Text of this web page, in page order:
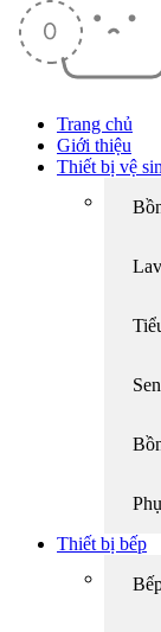
Trang chủ
Giới thiệu
Thiết bị vệ
Thiết bị bếp